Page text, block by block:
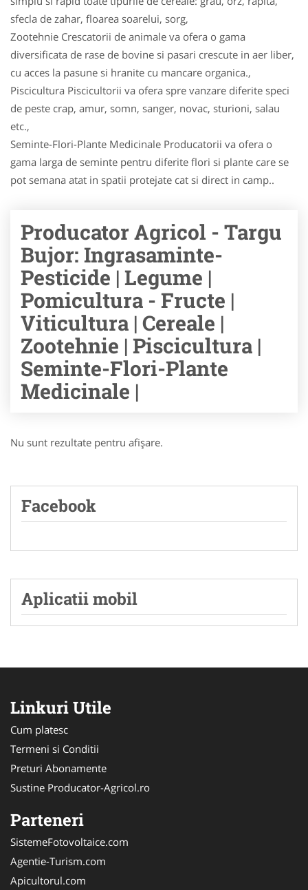
sfecla de zahar, floarea soarelui, sorg,
Zootehnie Crescatorii de animale va ofera o gama
diversificata de rase de bovine si pasari crescute in aer liber,
cu acces la pasune si hranite cu mancare organica.,
Piscicultura Piscicultorii va ofera spre vanzare diferite speci
de peste crap, amur, somn, sanger, novac, stu­ri­oni, salau
etc.,
Seminte-Flori-Plante Medicinale Producatorii va ofera o
gama larga de seminte pentru diferite flori si plante care se
pot semana atat in spatii protejate cat si direct in camp..
Producator Agricol - Targu
Bujor: Ingrasaminte-
Pesticide | Legume |
Pomicultura - Fructe |
Viticultura | Cereale |
Zootehnie | Piscicultura |
Seminte-Flori-Plante
Medicinale |
Nu sunt rezultate pentru afişare.
Facebook
Aplicatii mobil
Linkuri Utile
Cum platesc
Termeni si Conditii
Preturi Abonamente
Sustine Producator-Agricol.ro
Parteneri
SistemeFotovoltaice.com
Agentie-Turism.com
Apicultorul.com